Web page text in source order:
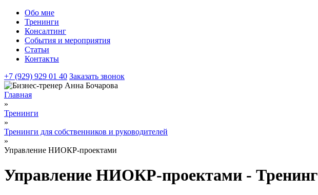
Обо мне
Тренинги
Консалтинг
События и мероприятия
Статьи
Контакты
+7 (929) 929 01 40 Заказать звонок
Главная
»
Тренинги
»
Тренинги для собственников и руководителей
»
Управление НИОКР-проектами
Управление НИОКР-проектами - Тренинг